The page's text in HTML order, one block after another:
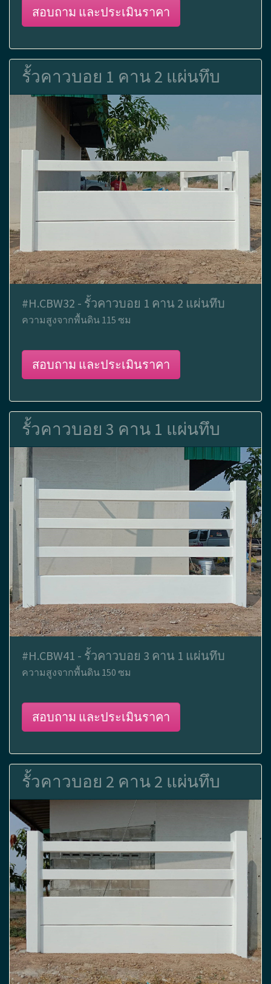
สอบถาม และประเมินราคา
รั้วคาวบอย 1 คาน 2 แผ่นทึบ
#H.CBW32 - รั้วคาวบอย 1 คาน 2 แผ่นทึบ
ความสูงจากพื้นดิน 115 ซม
สอบถาม และประเมินราคา
รั้วคาวบอย 3 คาน 1 แผ่นทึบ
#H.CBW41 - รั้วคาวบอย 3 คาน 1 แผ่นทึบ
ความสูงจากพื้นดิน 150 ซม
สอบถาม และประเมินราคา
รั้วคาวบอย 2 คาน 2 แผ่นทึบ